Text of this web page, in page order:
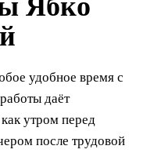
Ябко
удобное время с
даёт
утром перед
после трудовой